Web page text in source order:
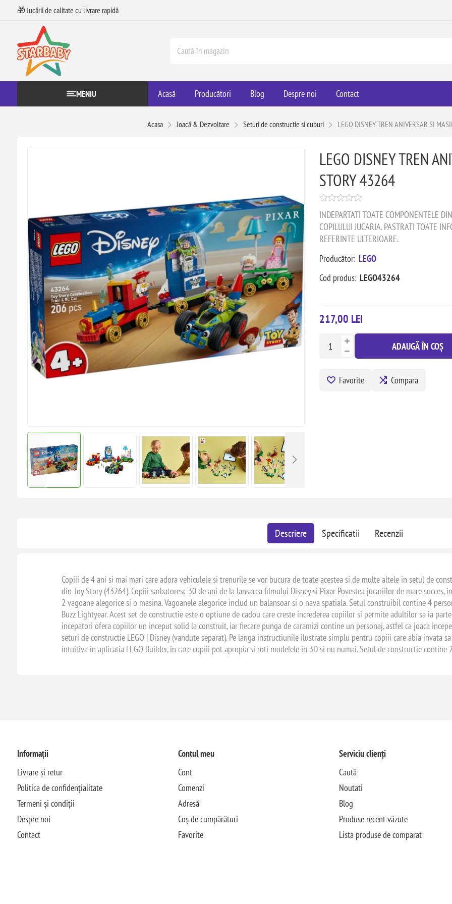
🎁 Jucării de calitate cu livrare rapidă
MENIU Acasă Producători Blog Despre noi Contact
Acasa Joacă & Dezvoltare Seturi de constructie si cuburi LEGO DISNEY TREN ANIVERSAR SI
LEGO DISNEY TREN
STORY 43264
INDEPARTATI TOATE COMPONENTELE
COPILULUI JUCARIA. PASTRATI TOATE
REFERINTE ULTERIOARE.
Producător: LEGO
Cod produs: LEGO43264
217,00 LEI
ADAUGĂ ÎN COȘ
Favorite Compara
Descriere Specificatii Recenzii
Copiii de 4 ani si mai mari care adora vehiculele si trenurile se vor bucura de toate acestea si de multe altele in setul de
din Toy Story (43264). Copiii sarbatoresc 30 de ani de la lansarea filmului Disney si Pixar Povestea jucariilor de mare
2 vagoane alegorice si o masina. Vagoanele alegorice includ un balansoar si o nava spatiala. Setul construibil contine 4
Buzz Lightyear. Acest set de constructie este o optiune de cadou care creste increderea copiilor si permite adultilor sa ia
incepatori ofera copiilor un inceput solid la construit, iar fiecare punga de caramizi contine un personaj, astfel ca joaca
seturi de constructie LEGO | Disney (vandute separat). Pe langa instructiunile ilustrate simplu pentru copiii care abia invata
intuitiva in aplicatia LEGO Builder, in care copiii pot apropia si roti modelele in 3D si nu numai. Setul de constructie contine
Informații
Livrare și retur
Politica de confidențialitate
Termeni și condiții
Despre noi
Contact
Contul meu
Cont
Comenzi
Adresă
Coș de cumpărături
Favorite
Serviciu clienți
Caută
Noutati
Blog
Produse recent văzute
Lista produse de comparat